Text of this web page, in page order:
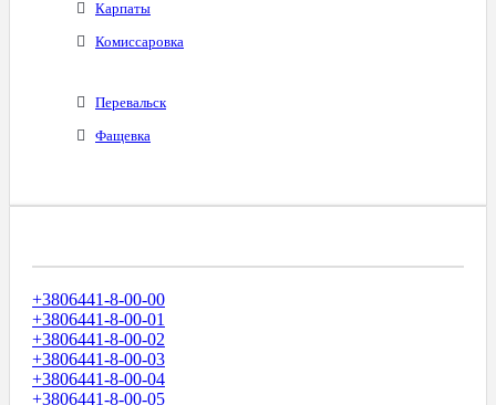
Карпаты
Комиссаровка
Перевальск
Фащевка
+3806441-8-00-00
+3806441-8-00-01
+3806441-8-00-02
+3806441-8-00-03
+3806441-8-00-04
+3806441-8-00-05